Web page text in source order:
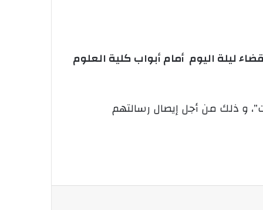
ليلة اليوم أمام أبواب كلية العلوم
و ذلك من أجل إيصال رسالتهم